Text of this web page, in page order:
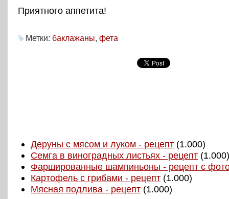
Приятного аппетита!
Метки: баклажаны, фета
Деруны с мясом и луком - рецепт (1.000)
Семга в виноградных листьях - рецепт (1.000)
Фаршированные шампиньоны - рецепт с
Картофель с грибами - рецепт (1.000)
Мясная подлива - рецепт (1.000)